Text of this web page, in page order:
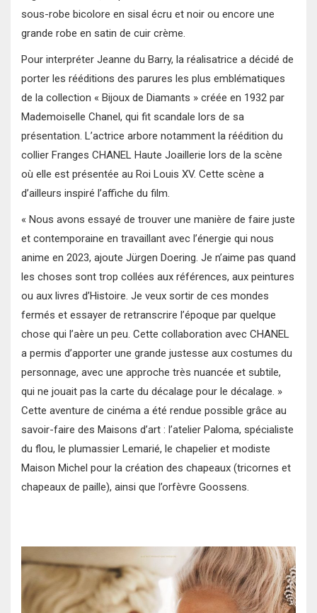
sous-robe bicolore en sisal écru et noir ou encore une
grande robe en satin de cuir crème.
Pour interpréter Jeanne du Barry, la réalisatrice a décidé de
porter les rééditions des parures les plus emblématiques
de la collection « Bijoux de Diamants » créée en 1932 par
Mademoiselle Chanel, qui fit scandale lors de sa
présentation. L’actrice arbore notamment la réédition du
collier Franges CHANEL Haute Joaillerie lors de la scène
où elle est présentée au Roi Louis XV. Cette scène a
d’ailleurs inspiré l’affiche du film.
« Nous avons essayé de trouver une manière de faire juste
et contemporaine en travaillant avec l’énergie qui nous
anime en 2023, ajoute Jürgen Doering. Je n’aime pas quand
les choses sont trop collées aux références, aux peintures
ou aux livres d’Histoire. Je veux sortir de ces mondes
fermés et essayer de retranscrire l’époque par quelque
chose qui l’aère un peu. Cette collaboration avec CHANEL
a permis d’apporter une grande justesse aux costumes du
personnage, avec une approche très nuancée et subtile,
qui ne jouait pas la carte du décalage pour le décalage. »
Cette aventure de cinéma a été rendue possible grâce au
savoir-faire des Maisons d’art : l’atelier Paloma, spécialiste
du flou, le plumassier Lemarié, le chapelier et modiste
Maison Michel pour la création des chapeaux (tricornes et
chapeaux de paille), ainsi que l’orfèvre Goossens.